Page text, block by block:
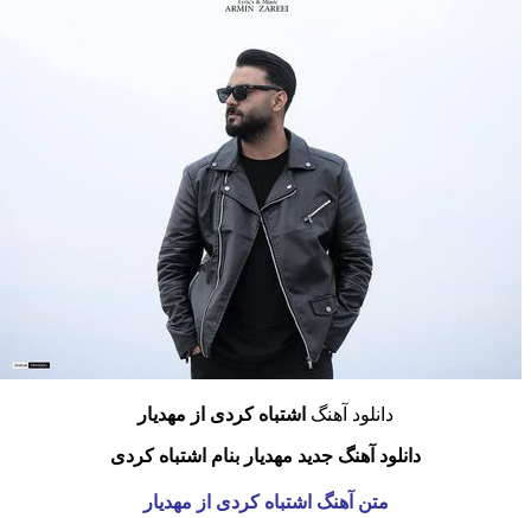
دانلود آهنگاشتباه کردی از مهدیار
دانلود آهنگ جدید مهدیار بنام اشتباه کردی
متن آهنگ اشتباه کردی از مهدیار